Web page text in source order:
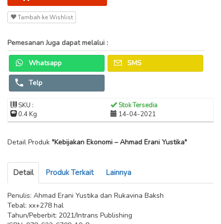
Tambah ke Wishlist
Pemesanan Juga dapat melalui :
Whatsapp SMS
Telp
SKU :
Stok Tersedia
0.4 Kg
14-04-2021
Detail Produk "Kebijakan Ekonomi – Ahmad Erani Yustika"
Detail Produk Terkait Lainnya
Penulis: Ahmad Erani Yustika dan Rukavina Baksh
Tebal: xx+278 hal
Tahun/Peberbit: 2021/Intrans Publishing